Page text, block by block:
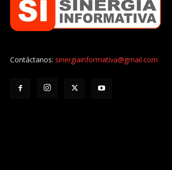
Contáctanos: sinergiainformativa@gmail.com